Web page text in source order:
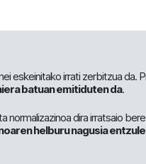
eskeinitako irrati zerbitzua da.
batuan emitiduten da.
normalizazinoa dira irratsaio
helburu nagusia